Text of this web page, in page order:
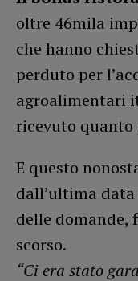
oltre 46mila
che hanno
perduto per
agroalimentari
ricevuto quanto
E questo
dall’ultima
delle domande,
scorso.
“Ci era stato